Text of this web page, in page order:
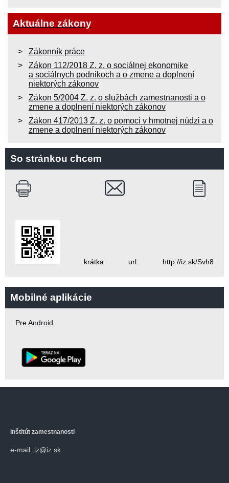
Aktuálne zákony
Zákonník práce
Zákon 112/2018 Z. z. o sociálnej ekonomike
a sociálnych podnikoch a o zmene a doplnení
niektorých zákonov
Zákon 5/2004 Z. z. o službách zamestnanosti a o
zmene a doplnení niektorých zákonov
Zákon 417/2013 Z. z. o pomoci v hmotnej núdzi a o
zmene a doplnení niektorých zákonov
So stránkou chcem
krátka url: http://iz.sk/Svh8
Mobilné aplikácie
PreAndroid
Inštitút zamestnanosti
e-mail: iz@iz.sk